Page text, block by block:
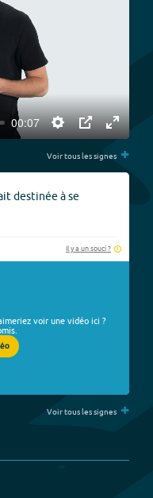
00:07
Settings
PIP
Enter
Voir tous les signes +
destinée à se
Il y a un souci ?
voir une vidéo ici ?
Voir tous les signes +